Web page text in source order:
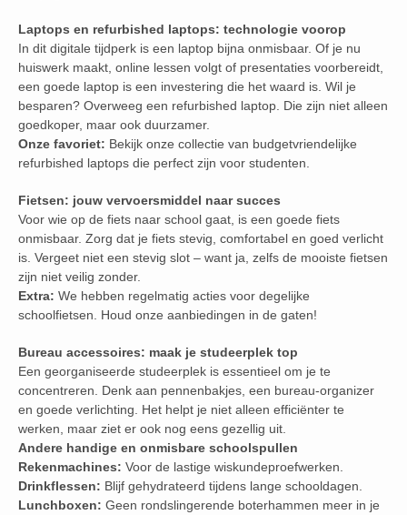
Laptops en refurbished laptops: technologie voorop
In dit digitale tijdperk is een laptop bijna onmisbaar. Of je nu
huiswerk maakt, online lessen volgt of presentaties voorbereidt,
een goede laptop is een investering die het waard is. Wil je
besparen? Overweeg een refurbished laptop. Die zijn niet alleen
goedkoper, maar ook duurzamer.
Onze favoriet: Bekijk onze collectie van budgetvriendelijke
refurbished laptops die perfect zijn voor studenten.
Fietsen: jouw vervoersmiddel naar succes
Voor wie op de fiets naar school gaat, is een goede fiets
onmisbaar. Zorg dat je fiets stevig, comfortabel en goed verlicht
is. Vergeet niet een stevig slot – want ja, zelfs de mooiste fietsen
zijn niet veilig zonder.
Extra: We hebben regelmatig acties voor degelijke
schoolfietsen. Houd onze aanbiedingen in de gaten!
Bureau accessoires: maak je studeerplek top
Een georganiseerde studeerplek is essentieel om je te
concentreren. Denk aan pennenbakjes, een bureau-organizer
en goede verlichting. Het helpt je niet alleen efficiënter te
werken, maar ziet er ook nog eens gezellig uit.
Andere handige en onmisbare schoolspullen
Rekenmachines: Voor de lastige wiskundeproefwerken.
Drinkflessen: Blijf gehydrateerd tijdens lange schooldagen.
Lunchboxen: Geen rondslingerende boterhammen meer in je